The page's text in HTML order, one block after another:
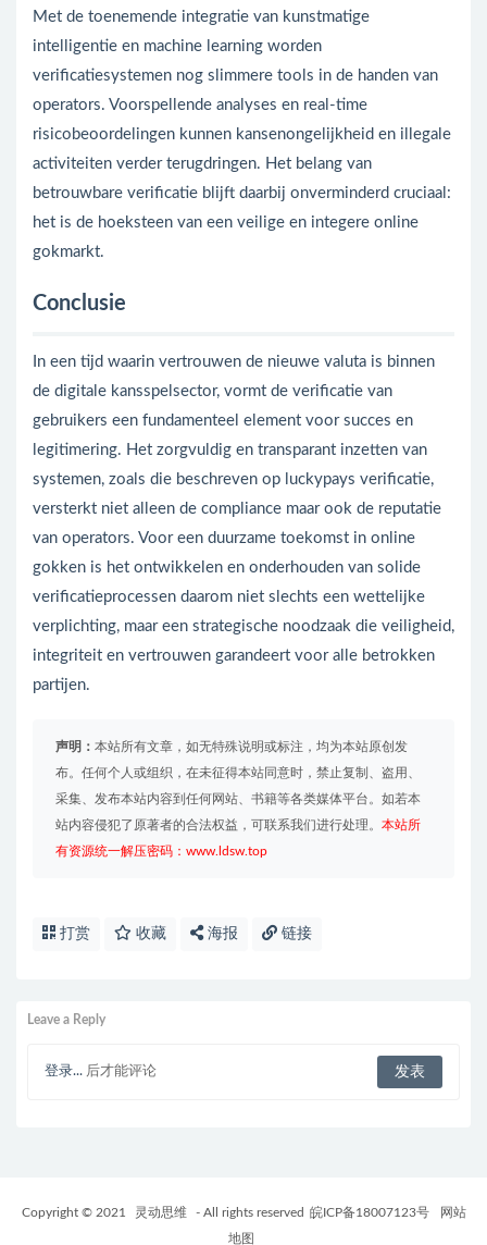
Met de toenemende integratie van kunstmatige
intelligentie en machine learning worden
verificatiesystemen nog slimmere tools in de handen van
operators. Voorspellende analyses en real-time
risicobeoordelingen kunnen kansenongelijkheid en illegale
activiteiten verder terugdringen. Het belang van
betrouwbare verificatie blijft daarbij onverminderd cruciaal:
het is de hoeksteen van een veilige en integere online
gokmarkt.
Conclusie
In een tijd waarin vertrouwen de nieuwe valuta is binnen
de digitale kansspelsector, vormt de verificatie van
gebruikers een fundamenteel element voor succes en
legitimering. Het zorgvuldig en transparant inzetten van
systemen, zoals die beschreven op luckypays verificatie,
versterkt niet alleen de compliance maar ook de reputatie
van operators. Voor een duurzame toekomst in online
gokken is het ontwikkelen en onderhouden van solide
verificatieprocessen daarom niet slechts een wettelijke
verplichting, maar een strategische noodzaak die veiligheid,
integriteit en vertrouwen garandeert voor alle betrokken
partijen.
声明： 本站所有文章，如无特殊说明或标注，均为本站原创发
布。任何个人或组织，在未征得本站同意时，禁止复制、盗用、
采集、发布本站内容到任何网站、书籍等各类媒体平台。如若本
站内容侵犯了原著者的合法权益，可联系我们进行处理。 本站所
有资源统一解压密码：www.ldsw.top
打赏 收藏 海报 链接
Leave a Reply
登录... 后才能评论
Copyright © 2021 灵动思维 - All rights reserved 皖ICP备18007123号
网站
地图